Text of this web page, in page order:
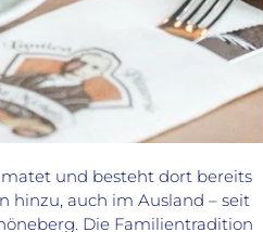
und besteht dort bereits
hinzu, auch im Ausland – seit
Die Familientradition